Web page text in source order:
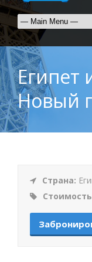
Египет
Новый
Страна: